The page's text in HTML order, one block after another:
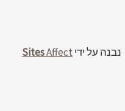
על ידי SitesAffect